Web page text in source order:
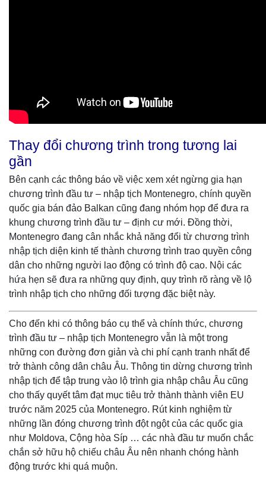
Thay đổi chương trình trong tương lai
gần
Bên cạnh các thông báo về việc xem xét ngừng gia hạn
chương trình đầu tư – nhập tịch Montenegro, chính quyền
quốc gia bán đảo Balkan cũng đang nhóm họp để đưa ra
khung chương trình đầu tư – định cư mới. Đồng thời,
Montenegro đang cân nhắc khả năng đổi từ chương trình
nhập tịch diện kinh tế thành chương trình trao quyền công
dân cho những người lao động có trình độ cao. Nội các
hứa hẹn sẽ đưa ra những quy định, quy trình rõ ràng về lộ
trình nhập tịch cho những đối tượng đặc biệt này.
Cho đến khi có thông báo cụ thể và chính thức, chương
trình đầu tư – nhập tịch Montenegro vẫn là một trong
những con đường đơn giản và chi phí cạnh tranh nhất để
trở thành công dân châu Âu. Thông tin dừng chương trình
nhập tịch để tập trung vào lộ trình gia nhập châu Âu cũng
cho thấy quyết tâm đạt mục tiêu trở thành thành viên EU
trước năm 2025 của Montenegro. Rút kinh nghiệm từ
những lần đóng chương trình đột ngột của các quốc gia
như Moldova, Cộng hòa Síp … các nhà đầu tư muốn chắc
chắn sở hữu hộ chiếu châu Âu nên nhanh chóng hành
động trước khi quá muộn.